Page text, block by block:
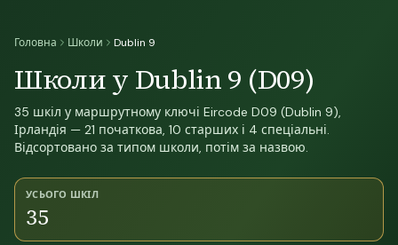
Головна Школи Dublin 9
Школи у Dublin 9 (D09)
35 шкіл у маршрутному ключі Eircode D09 (Dublin 9),
Ірландія — 21 початкова, 10 старших і 4 спеціальні.
Відсортовано за типом школи, потім за назвою.
УСЬОГО ШКІЛ
35